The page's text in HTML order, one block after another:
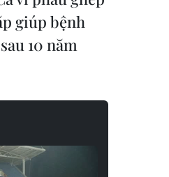
giúp bệnh
10 năm